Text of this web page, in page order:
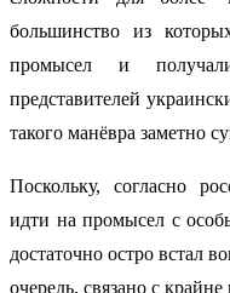
большинство из
промысел и
представителей
такого манёвра заметно
Поскольку, согласно
идти на промысел с
достаточно остро встал
очередь, связано с